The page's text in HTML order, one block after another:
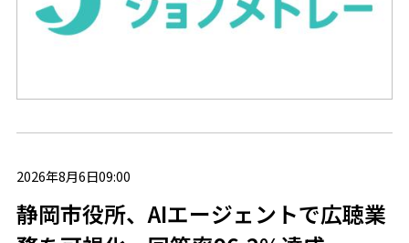
2026年8月6日09:00
静岡市役所、AIエージェントで広聴業